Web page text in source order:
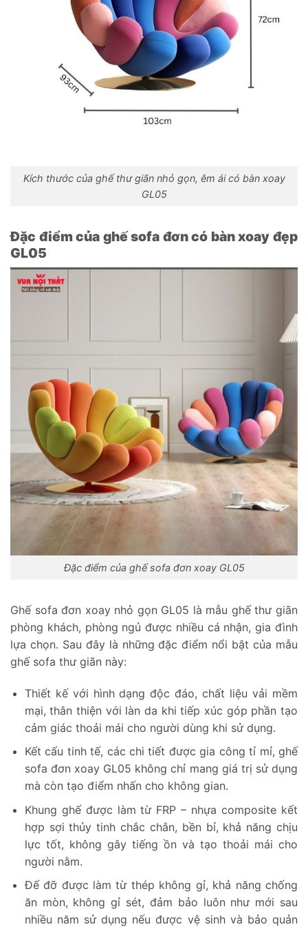
Kích thước của ghế thư giãn nhỏ gọn, êm ái có bàn xoay
GL05
Đặc điểm của ghế sofa đơn có bàn xoay đẹp
GL05
Đặc điểm của ghế sofa đơn xoay GL05
Ghế sofa đơn xoay nhỏ gọn GL05 là mẫu ghế thư giãn
phòng khách, phòng ngủ được nhiều cá nhận, gia đình
lựa chọn. Sau đây là những đặc điểm nổi bật của mẫu
ghế sofa thư giãn này:
Thiết kế với hình dạng độc đáo, chất liệu vải mềm
mại, thân thiện với làn da khi tiếp xúc góp phần tạo
cảm giác thoải mái cho người dùng khi sử dụng.
Kết cấu tinh tế, các chi tiết được gia công tỉ mỉ, ghế
sofa đơn xoay GL05 không chỉ mang giá trị sử dụng
mà còn tạo điểm nhấn cho không gian.
Khung ghế được làm từ FRP – nhựa composite kết
hợp sợi thủy tinh chắc chắn, bền bỉ, khả năng chịu
lực tốt, không gây tiếng ồn và tạo thoải mái cho
người nằm.
Đế đỡ được làm từ thép không gỉ, khả năng chống
ăn mòn, không gỉ sét, đảm bảo luôn như mới sau
nhiều năm sử dụng nếu được vệ sinh và bảo quản